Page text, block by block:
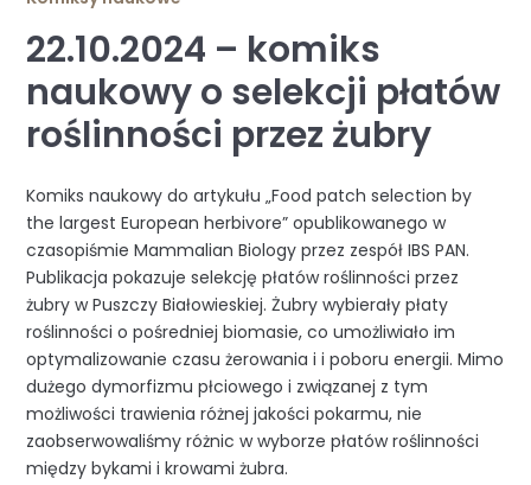
22.10.2024 – komiks
naukowy o selekcji płatów
roślinności przez żubry
Komiks naukowy do artykułu „Food patch selection by
the largest European herbivore” opublikowanego w
czasopiśmie Mammalian Biology przez zespół IBS PAN.
Publikacja pokazuje selekcję płatów roślinności przez
żubry w Puszczy Białowieskiej. Żubry wybierały płaty
roślinności o pośredniej biomasie, co umożliwiało im
optymalizowanie czasu żerowania i i poboru energii. Mimo
dużego dymorfizmu płciowego i związanej z tym
możliwości trawienia różnej jakości pokarmu, nie
zaobserwowaliśmy różnic w wyborze płatów roślinności
między bykami i krowami żubra.